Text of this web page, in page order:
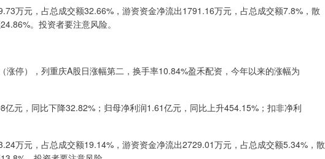
万元，占总成交额32.66%，游资资金净流出1791.16万元，占总成交额7.8%，散
。投资者要注意风险。
停），列重庆A股日涨幅第二，换手率10.84%盈禾配资，今年以来的涨幅为
元，同比下降32.82%；归母净利润1.61亿元，同比上升454.15%；扣非净利
万元，占总成交额19.14%，游资资金净流出2729.01万元，占总成交额5.34%，散